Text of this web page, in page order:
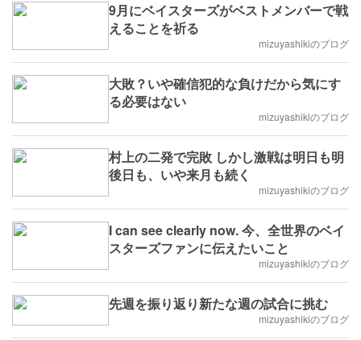
9月にベイスターズがベストメンバーで戦
えることを祈る
mizuyashikiのブログ
大敗？いや確信犯的な負けだから気にす
る必要はない
mizuyashikiのブログ
村上の二発で完敗 しかし激戦は明日も明
後日も、いや来月も続く
mizuyashikiのブログ
I can see clearly now. 今、全世界のベイ
スターズファンに伝えたいこと
mizuyashikiのブログ
先週を振り返り新たな週の試合に挑む
mizuyashikiのブログ